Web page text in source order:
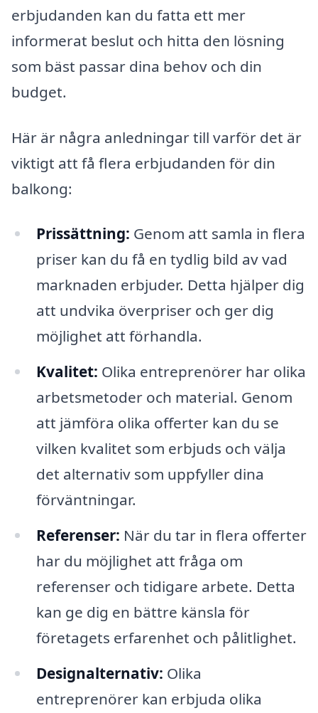
erbjudanden kan du fatta ett mer
informerat beslut och hitta den lösning
som bäst passar dina behov och din
budget.
Här är några anledningar till varför det är
viktigt att få flera erbjudanden för din
balkong:
Prissättning: Genom att samla in flera
priser kan du få en tydlig bild av vad
marknaden erbjuder. Detta hjälper dig
att undvika överpriser och ger dig
möjlighet att förhandla.
Kvalitet: Olika entreprenörer har olika
arbetsmetoder och material. Genom
att jämföra olika offerter kan du se
vilken kvalitet som erbjuds och välja
det alternativ som uppfyller dina
förväntningar.
Referenser: När du tar in flera offerter
har du möjlighet att fråga om
referenser och tidigare arbete. Detta
kan ge dig en bättre känsla för
företagets erfarenhet och pålitlighet.
Designalternativ: Olika
entreprenörer kan erbjuda olika